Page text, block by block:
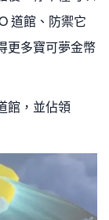
道館、防禦它
更多寶可夢金幣
館，並佔領